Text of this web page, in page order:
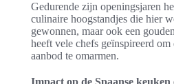
Gedurende zijn openingsjaren
culinaire hoogstandjes die hier
gewonnen, maar ook een
heeft vele chefs geïnspireerd
aanbod te omarmen.
Impact op de Spaanse